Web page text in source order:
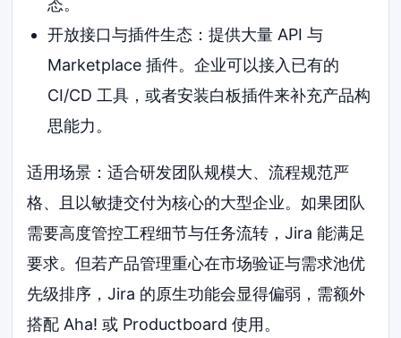
态。
开放接口与插件生态：提供大量 API 与
Marketplace 插件。企业可以接入已有的
CI/CD 工具，或者安装白板插件来补充产品构
思能力。
适用场景：适合研发团队规模大、流程规范严
格、且以敏捷交付为核心的大型企业。如果团队
需要高度管控工程细节与任务流转，Jira 能满足
要求。但若产品管理重心在市场验证与需求池优
先级排序，Jira 的原生功能会显得偏弱，需额外
搭配 Aha! 或 Productboard 使用。